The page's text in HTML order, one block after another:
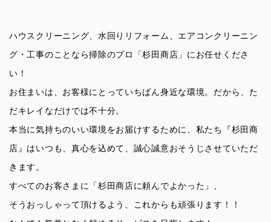
ハウスクリーニング、水回りリフォーム、エアコンクリーニン
グ・工事のことなら掃除のプロ「杉田商店」にお任せくださ
い！
お住まいは、お客様にとっていちばん身近な環境。だから、た
だキレイなだけでは不十分。
本当に気持ちのいい環境をお届けするために、私たち『杉田商
店』はいつも、真心を込めて、誠心誠意おそうじさせていただ
きます。
すべてのお客さまに「杉田商店に頼んでよかった」、
そうおっしゃって頂けるよう、これからも頑張ります！！